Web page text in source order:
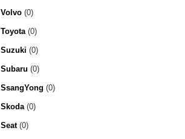
Volvo (0)
Toyota(0)
Suzuki (0)
Subaru (0)
SsangYong (0)
Skoda(0)
Seat(0)